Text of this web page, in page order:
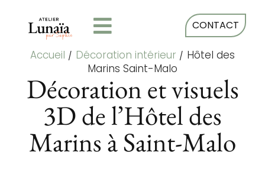
CONTACT
Accueil / Décoration intérieur / Hôtel des
Marins Saint-Malo
Décoration et visuels
3D de l’Hôtel des
Marins à Saint-Malo